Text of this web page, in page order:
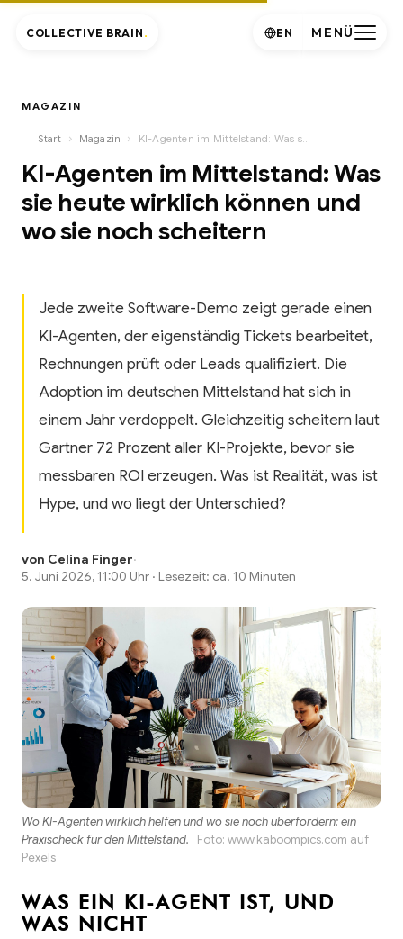
MAGAZIN
Start › Magazin ›
KI-Agenten im Mittelstand: Was
sie heute wirklich können und
wo sie noch scheitern
Jede zweite Software-Demo zeigt gerade einen
KI-Agenten, der eigenständig Tickets bearbeitet,
Rechnungen prüft oder Leads qualifiziert. Die
Adoption im deutschen Mittelstand hat sich in
einem Jahr verdoppelt. Gleichzeitig scheitern laut
Gartner 72 Prozent aller KI-Projekte, bevor sie
messbaren ROI erzeugen. Was ist Realität, was ist
Hype, und wo liegt der Unterschied?
von Celina Finger·
5. Juni 2026, 11:00 Uhr · Lesezeit: ca. 10 Minuten
Wo KI-Agenten wirklich helfen und wo sie noch überfordern: ein
Praxischeck für den Mittelstand.
Foto: www.kaboompics.com auf
Pexels
WAS EIN KI-AGENT IST, UND
WAS NICHT
COLLECTIVE BRAIN . MENÜ
EN